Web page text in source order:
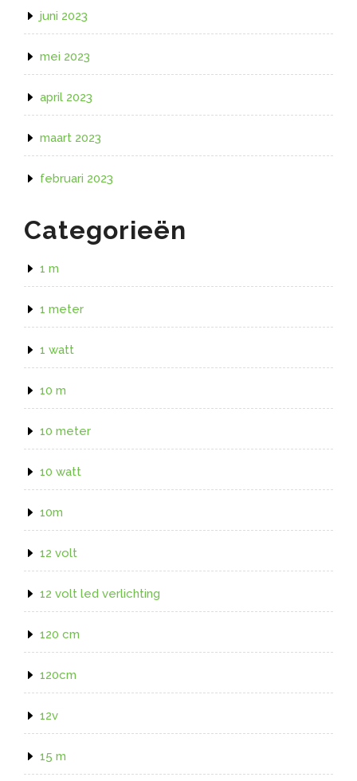
juni 2023
mei 2023
april 2023
maart 2023
februari 2023
Categorieën
1 m
1 meter
1 watt
10 m
10 meter
10 watt
10m
12 volt
12 volt led verlichting
120 cm
120cm
12v
15 m